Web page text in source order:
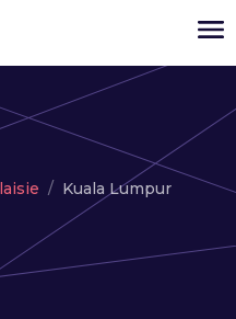
VPS
Serveurs dédiés
Kuala Lumpur